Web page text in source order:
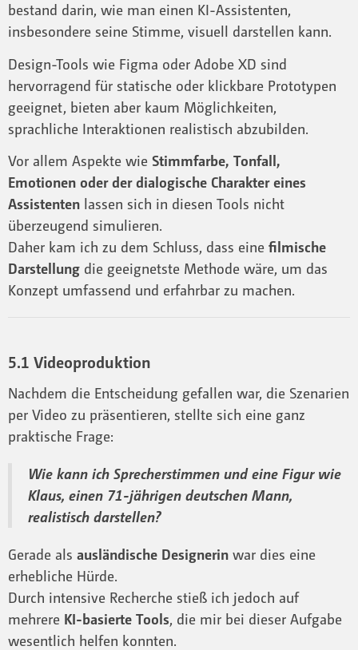
bestand darin, wie man einen KI-Assistenten,
insbesondere seine Stimme, visuell darstellen kann.
Design-Tools wie Figma oder Adobe XD sind
hervorragend für statische oder klickbare Prototypen
geeignet, bieten aber kaum Möglichkeiten,
sprachliche Interaktionen realistisch abzubilden.
Vor allem Aspekte wie Stimmfarbe, Tonfall,
Emotionen oder der dialogische Charakter eines
Assistenten lassen sich in diesen Tools nicht
überzeugend simulieren.
Daher kam ich zu dem Schluss, dass eine filmische
Darstellung die geeignetste Methode wäre, um das
Konzept umfassend und erfahrbar zu machen.
5.1 Videoproduktion
Nachdem die Entscheidung gefallen war, die Szenarien
per Video zu präsentieren, stellte sich eine ganz
praktische Frage:
Wie kann ich Sprecherstimmen und eine Figur wie
Klaus, einen 71-jährigen deutschen Mann,
realistisch darstellen?
Gerade als ausländische Designerin war dies eine
erhebliche Hürde.
Durch intensive Recherche stieß ich jedoch auf
mehrere KI-basierte Tools, die mir bei dieser Aufgabe
wesentlich helfen konnten.